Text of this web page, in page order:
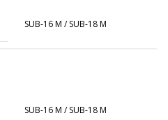
SUB-16 M / SUB-18 M
SUB-16 M / SUB-18 M